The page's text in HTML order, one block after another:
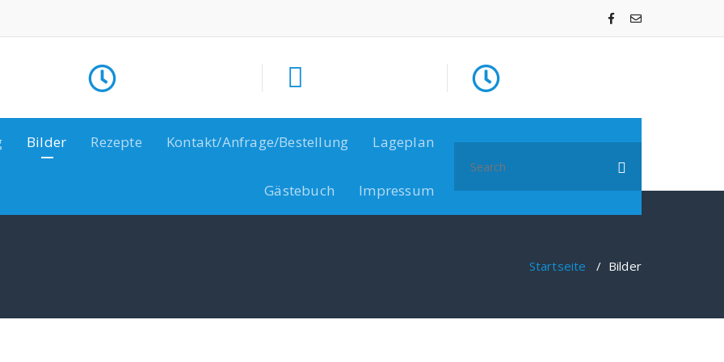
Bilder Rezepte Kontakt/Anfrage/Bestellung Lageplan
Gästebuch Impressum
for:
Startseite / Bilder